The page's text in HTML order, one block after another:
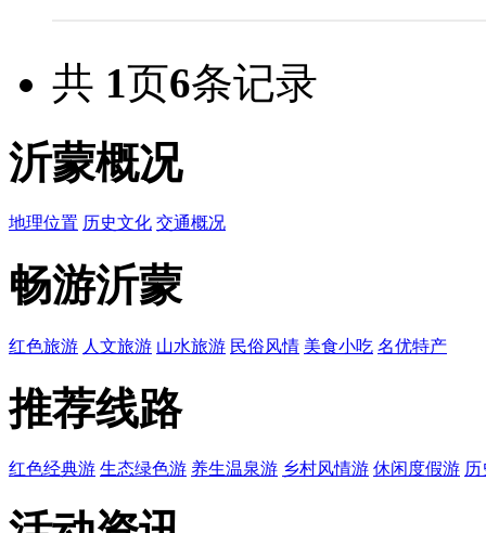
共 1页6条记录
沂蒙概况
地理位置 历史文化 交通概况
畅游沂蒙
红色旅游 人文旅游 山水旅游 民俗风情 美食小吃 名优特产
推荐线路
红色经典游 生态绿色游 养生温泉游 乡村风情游 休闲度假游